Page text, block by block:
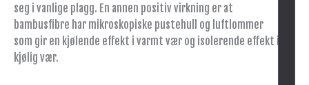
seg i vanlige plagg. En annen positiv virkning er at
bambusfibre har mikroskopiske pustehull og luftlommer
som gir en kjølende effekt i varmt vær og isolerende effekt i
kjølig vær.